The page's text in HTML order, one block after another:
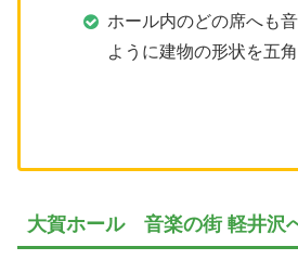
ホール内のどの席へも
ように建物の形状を五
大賀ホール 音楽の街 軽井沢